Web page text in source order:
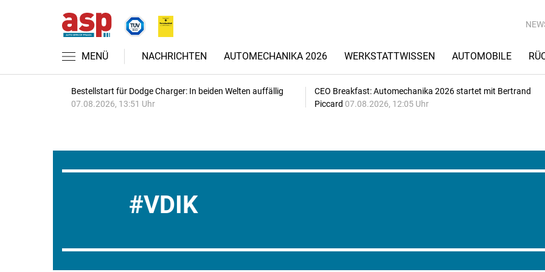
MENÜ NACHRICHTEN AUTOMECHANIKA 2026 WERKSTATTWISSEN AUTOMOBILE
Bestellstart für Dodge Charger: In beiden Welten auffällig
07.08.2026, 13:51 Uhr
CEO Breakfast: Automechanika 2026 startet mit Bertrand
Piccard 07.08.2026, 12:05 Uhr
VDIK